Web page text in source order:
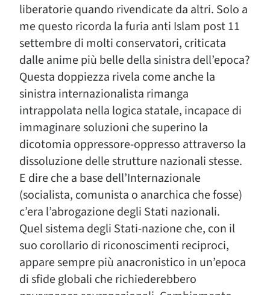
liberatorie quando rivendicate da altri. Solo a
me questo ricorda la furia anti Islam post 11
settembre di molti conservatori, criticata
dalle anime più belle della sinistra dell’epoca?
Questa doppiezza rivela come anche la
sinistra internazionalista rimanga
intrappolata nella logica statale, incapace di
immaginare soluzioni che superino la
dicotomia oppressore-oppresso attraverso la
dissoluzione delle strutture nazionali stesse.
E dire che a base dell’Internazionale
(socialista, comunista o anarchica che fosse)
c’era l’abrogazione degli Stati nazionali.
Quel sistema degli Stati-nazione che, con il
suo corollario di riconoscimenti reciproci,
appare sempre più anacronistico in un’epoca
di sfide globali che richiederebbero